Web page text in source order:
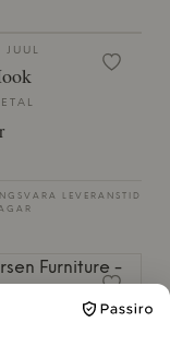
JUUL
LEVERANSTID